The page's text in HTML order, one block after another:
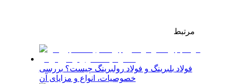
مرتبط
فولاد بلبرینگ و فولاد رولبرینگ چیست؟ بررسی
خصوصیات، انواع و مزایای آن